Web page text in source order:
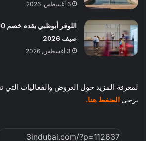
6 أغسطس, 2026
صيف 2026
3 أغسطس, 2026
لمعرفة المزيد حول العروض والفعاليات التي
يرجى الضغط هنا.